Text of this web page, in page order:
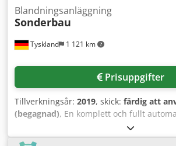
Tyskland 1 121 km
Blandningsanläggning
Sonderbau
Prisuppgifter
Tillverkningsår: 2019, skick: färdig att
(begagnad), En komplett och fullt
tankanläggning och blandningsstation
alkoholfria, icke-explosiva vätskor finns